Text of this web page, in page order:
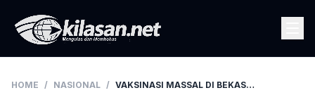
HOME / NASIONAL / VAKSINASI MASSAL DI BEKASI JADI PERCONTOHAN NASIONAL